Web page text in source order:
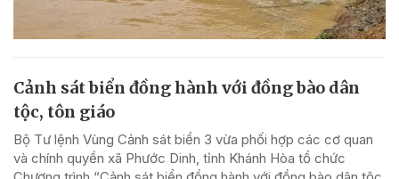
Cảnh sát biển đồng hành với đồng bào dân
tộc, tôn giáo
Bộ Tư lệnh Vùng Cảnh sát biển 3 vừa phối hợp các cơ quan
và chính quyền xã Phước Dinh, tỉnh Khánh Hòa tổ chức